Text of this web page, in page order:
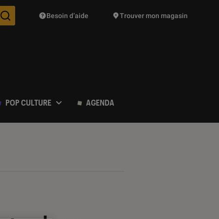
Des suggestions de produits vont vous être proposées
Besoin d’aide Trouver mon magasin
POP CULTURE AGENDA